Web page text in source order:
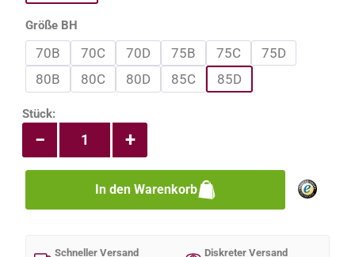
Größe BH
70B 70C 70D 75B 75C
75D
80B
80C 80D 85C 85D
Produkt Anzahl: Gib den gewünschten
Stück:
+
−
In den Warenkorb
Schneller Versand
Diskreter Versand